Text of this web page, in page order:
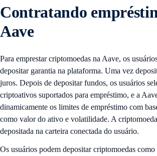
Contratando
Aave
Para emprestar criptomoedas na Aave, os
depositar garantia na plataforma. Uma vez
juros. Depois de depositar fundos, os usuários
criptoativos suportados para empréstimo, e a
dinamicamente os limites de empréstimo com
como valor do ativo e volatilidade. A
depositada na carteira conectada do usuário.
Os usuários podem depositar criptomoedas como